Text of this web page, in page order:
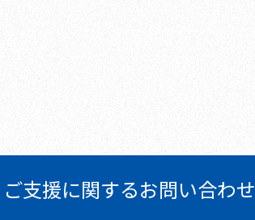
支援に関するお問い合わせ